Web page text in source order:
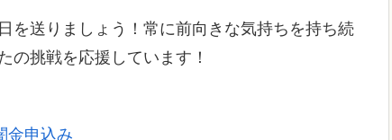
を送りましょう！常に前向きな気持ちを持ち続
の挑戦を応援しています！